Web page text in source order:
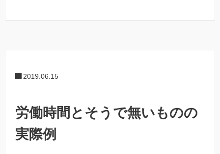
2019.06.15
労働時間とそうで無いものの
実際例